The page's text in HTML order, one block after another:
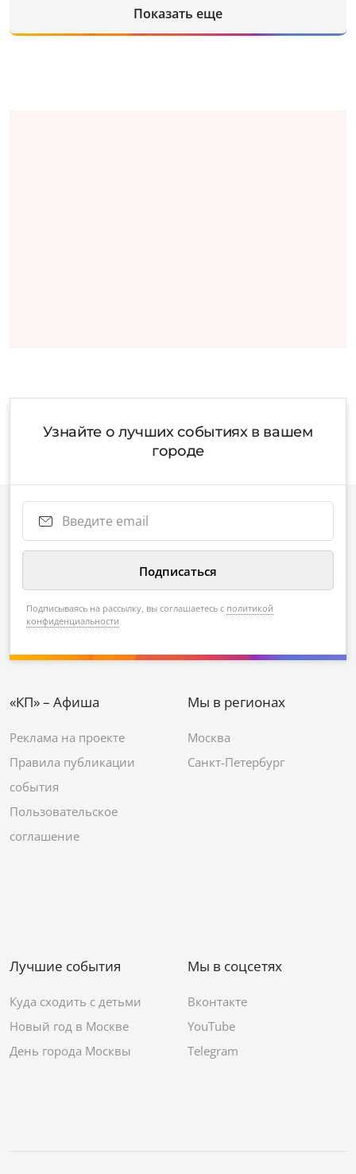
Показать еще
Узнайте о лучших событиях в вашем
городе
Подписываясь на рассылку, вы соглашаетесь с политикой
конфиденциальности
«КП» – Афиша
Реклама на проекте
Правила публикации
события
Пользовательское
соглашение
Мы в регионах
Москва
Санкт-Петербург
Лучшие события
Куда сходить с детьми
Новый год в Москве
День города Москвы
Мы в соцсетях
Вконтакте
YouTube
Telegram